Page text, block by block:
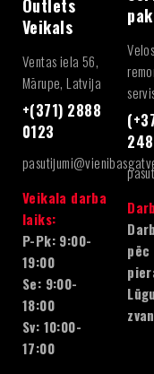
Outlets
Veikals
Ventas iela 56,
Mārupe, Latvija
+(371) 2888
0123
Veikala darba
laiks:
P-Pk: 9:00-
19:00
Se: 9:00-
18:00
Sv: 10:00-
17:00
pēc